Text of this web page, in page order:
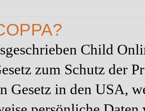
Child
zum Schutz der
Gesetz in den USA,